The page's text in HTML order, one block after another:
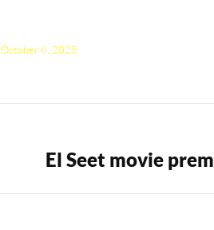
October 6, 2025
El Seet movie